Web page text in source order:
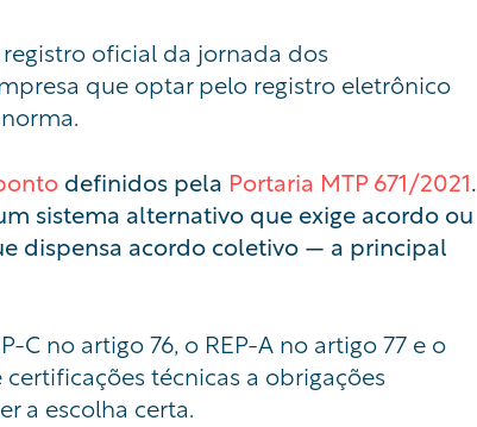
oficial da jornada dos
que optar pelo registro eletrônico
definidos pela Portaria MTP 671/2021.
sistema alternativo que exige acordo ou
dispensa acordo coletivo — a principal
no artigo 76, o REP-A no artigo 77 e o
técnicas a obrigações
a escolha certa.